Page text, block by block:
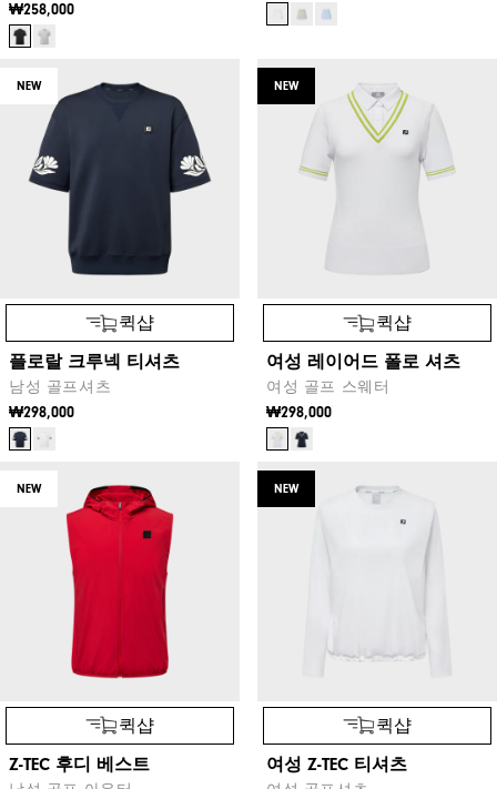
₩258,000
NEW
퀵샵
플로랄 크루넥 티셔츠
남성 골프셔츠
₩298,000
NEW
퀵샵
여성 레이어드 폴로 셔츠
여성 골프 스웨터
₩298,000
NEW
퀵샵
Z-TEC 후디 베스트
NEW
퀵샵
여성 Z-TEC 티셔츠